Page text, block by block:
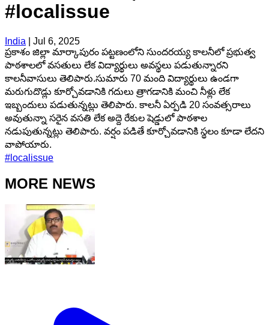
#localissue
India
Jul 6, 2025
ప్రకాశం జిల్లా మార్కాపురం పట్టణంలోని సుందరయ్య కాలనీలో ప్రభుత్వ
పాఠశాలలో వసతులు లేక విద్యార్థులు అవస్థలు పడుతున్నారని
కాలనీవాసులు తెలిపారు.సుమారు 70 మంది విద్యార్థులు ఉండగా
మరుగుదొడ్లు కూర్చోవడానికి గదులు త్రాగడానికి మంచి నీళ్లు లేక
ఇబ్బందులు పడుతున్నట్లు తెలిపారు. కాలనీ ఏర్పడి 20 సంవత్సరాలు
అవుతున్నా సరైన వసతి లేక అద్దె రేకుల షెడ్డులో పాఠశాల
నడుపుతున్నట్లు తెలిపారు. వర్షం పడితే కూర్చోవడానికి స్థలం కూడా లేదని
వాపోయారు.
# localissue
MORE NEWS